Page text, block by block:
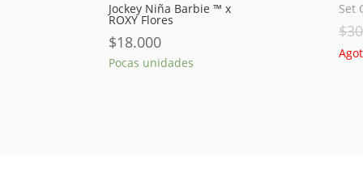
Jockey Niña Barbie ™ x
ROXY Flores
$18.000
Pocas unidades
Set
$